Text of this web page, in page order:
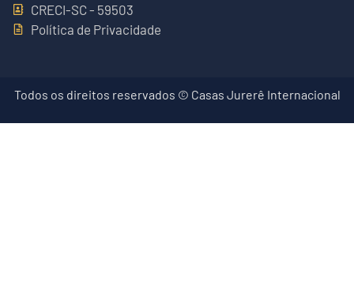
CRECI-SC - 59503
Política de Privacidade
Todos os direitos reservados © Casas Jurerê Internacional